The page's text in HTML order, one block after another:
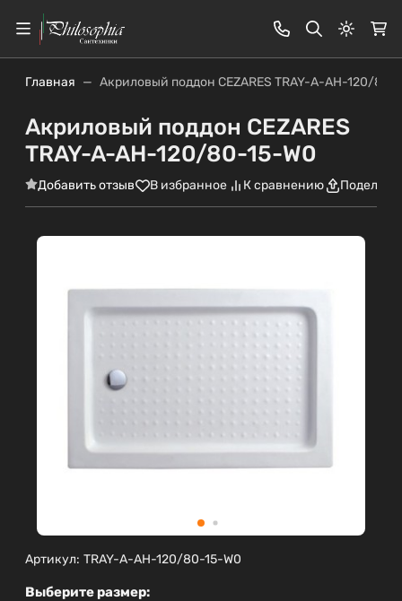
Главная Акриловый поддон CEZARES TRAY-A-AH-120/80-
Акриловый поддон CEZARES
TRAY-A-AH-120/80-15-W0
Добавить отзыв В избранное К сравнению
Артикул: TRAY-A-AH-120/80-15-W0
Выберите размер: